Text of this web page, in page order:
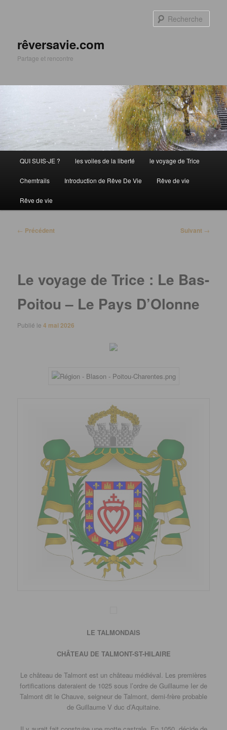
rêversavie.com
Partage et rencontre
principal
QUI SUIS-JE ? les voiles de la liberté le voyage de Trice
Chemtrails Introduction de Rêve De Vie Rêve de vie
Rêve de vie
Navigation
← Précédent Suivant →
Le voyage de Trice : Le Bas-
Poitou – Le Pays D’Olonne
Publié le4 mai 2026
LE TALMONDAIS
CHÂTEAU DE TALMONT-ST-HILAIRE
Le château de Talmont est un château médiéval. Les premières
fortifications dateraient de 1025 sous l’ordre de Guillaume Ier de
Talmont dit le Chauve, seigneur de Talmont, demi-frère probable
de Guillaume V duc d’Aquitaine.